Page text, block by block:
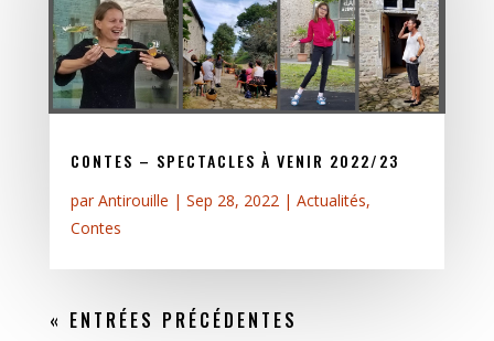
CONTES – SPECTACLES À VENIR 2022/23
parAntirouille | Sep 28, 2022| Actualités,
Contes
« ENTRÉES PRÉCÉDENTES